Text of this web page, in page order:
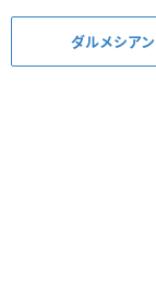
ダルメシア